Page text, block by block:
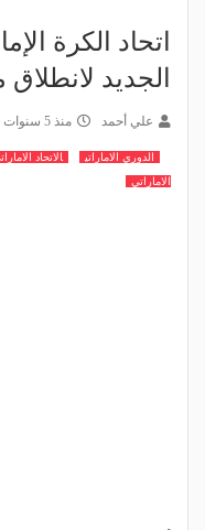
اتحاد الكرة
الجديد لانطلاق موسم
علي أحمد منذ 5 سنوات
الدوري الاماراتي الاتحاد
الاماراتي